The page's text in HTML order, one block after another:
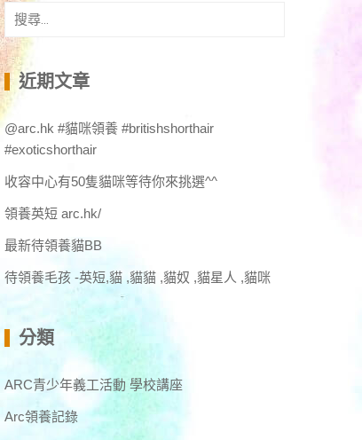
搜
尋
關
鍵
字:
近期文章
@arc.hk #貓咪領養 #britishshorthair
#exoticshorthair
收容中心有50隻貓咪等待你來挑選^^
領養英短 arc.hk/
最新待領養貓BB
待領養毛孩 -英短,貓 ,貓貓 ,貓奴 ,貓星人 ,貓咪
分類
ARC青少年義工活動 學校講座
Arc領養記錄